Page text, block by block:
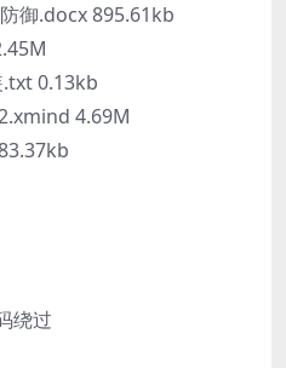
御.docx 895.61kb
0.13kb
4.69M
绕过